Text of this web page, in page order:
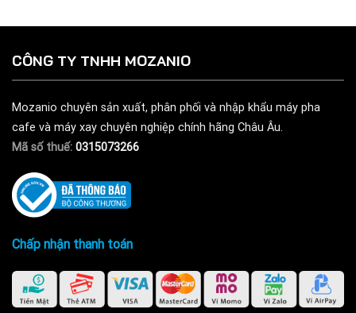
CÔNG TY TNHH MOZANIO
Mozanio chuyên sản xuất, phân phối và nhập khẩu máy pha
cafe và máy xay chuyên nghiệp chính hãng Châu Âu.
Mã số thuế: 0315073266
Chấp nhận thanh toán